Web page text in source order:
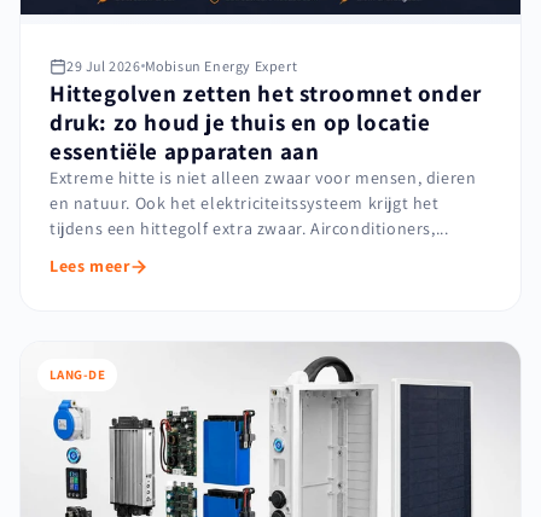
29 Jul 2026 Mobisun Energy Expert
Hittegolven zetten het stroomnet onder
druk: zo houd je thuis en op locatie
essentiële apparaten aan
Extreme hitte is niet alleen zwaar voor mensen, dieren
en natuur. Ook het elektriciteitssysteem krijgt het
tijdens een hittegolf extra zwaar. Airconditioners,...
Lees meer
LANG-DE